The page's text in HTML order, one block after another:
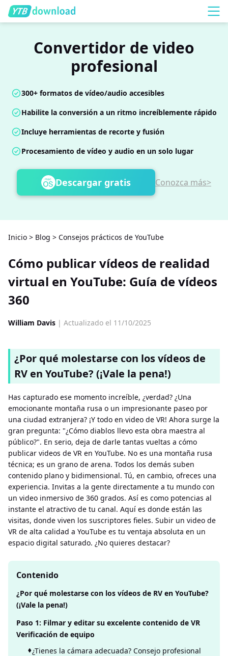
Convertidor de video
profesional
300+ formatos de vídeo/audio accesibles
Habilite la conversión a un ritmo increíblemente rápido
Incluye herramientas de recorte y fusión
Procesamiento de vídeo y audio en un solo lugar
Descargar gratis Conozca más>
Inicio > Blog > Consejos prácticos de YouTube
Cómo publicar vídeos de realidad
virtual en YouTube: Guía de vídeos
360
William Davis | Actualizado el 11/10/2025
¿Por qué molestarse con los vídeos de
RV en YouTube? (¡Vale la pena!)
Has capturado ese momento increíble, ¿verdad? ¿Una
emocionante montaña rusa o un impresionante paseo por
una ciudad extranjera? ¡Y todo en video de VR! Ahora surge la
gran pregunta: "¿Cómo diablos llevo esta obra maestra al
público?". En serio, deja de darle tantas vueltas a cómo
publicar videos de VR en YouTube. No es una montaña rusa
técnica; es un grano de arena. Todos los demás suben
contenido plano y bidimensional. Tú, en cambio, ofreces una
experiencia. Invitas a la gente directamente a tu mundo con
un video inmersivo de 360 ​​grados. Así es como potencias al
instante el atractivo de tu canal. Aquí es donde están las
visitas, donde viven los suscriptores fieles. Subir un video de
VR de alta calidad a YouTube es tu ventaja absoluta en un
espacio digital saturado. ¿No quieres destacar?
Contenido
¿Por qué molestarse con los vídeos de RV en YouTube?
(¡Vale la pena!)
Paso 1: Filmar y editar su excelente contenido de VR
Verificación de equipo
¿Tienes la cámara adecuada? Consejo profesional